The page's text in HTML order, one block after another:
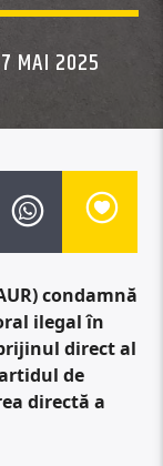
MAI 2025
condamnă
ilegal în
direct al
de
directă a